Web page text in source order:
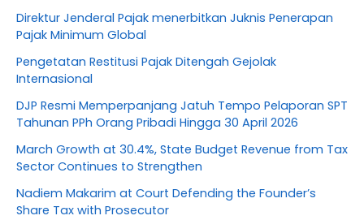
Direktur Jenderal Pajak menerbitkan Juknis Penerapan
Pajak Minimum Global
Pengetatan Restitusi Pajak Ditengah Gejolak
Internasional
DJP Resmi Memperpanjang Jatuh Tempo Pelaporan SPT
Tahunan PPh Orang Pribadi Hingga 30 April 2026
March Growth at 30.4%, State Budget Revenue from Tax
Sector Continues to Strengthen
Nadiem Makarim at Court Defending the Founder’s
Share Tax with Prosecutor